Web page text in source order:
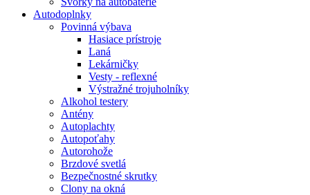
Autodoplnky
Povinná výbava
Hasiace prístroje
Laná
Lekárničky
Vesty - reflexné
Výstražné trojuholníky
Alkohol testery
Antény
Autoplachty
Autopoťahy
Autorohože
Brzdové svetlá
Bezpečnostné skrutky
Clony na okná